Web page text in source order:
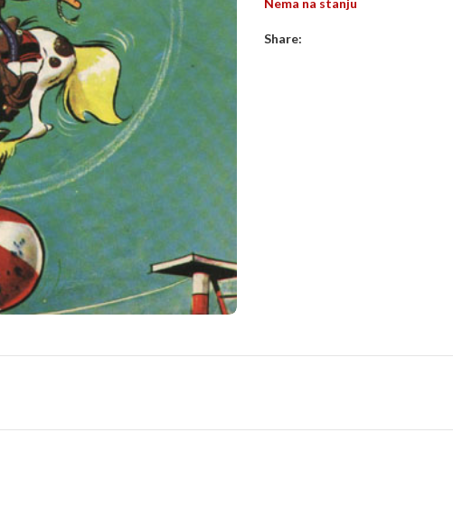
Nema na stanju
Share: